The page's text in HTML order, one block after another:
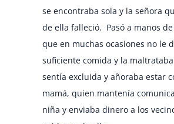
se encontraba sola y la señora
de ella falleció. Pasó a manos
que en muchas ocasiones no le
suficiente comida y la
sentía excluida y añoraba estar
mamá, quien mantenía
niña y enviaba dinero a los